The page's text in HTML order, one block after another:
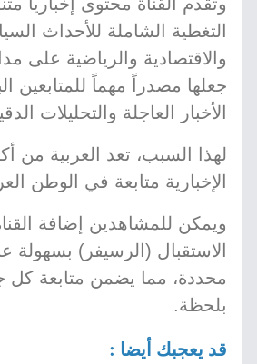
التغطية الشاملة للأحداث
والاقتصادية والرياضية على
جعلها مصدراً مهماً للمتابعين
الأخبار العاجلة والتحليلات
لهذا السبب، تعد العربية من
الإخبارية متابعة في الوطن
ويمكن للمشاهدين إضافة
الاستقبال (الرسيفر)
محددة، مما يضمن متابعة كل
بلحظة.
قد يعجبك أيضا :